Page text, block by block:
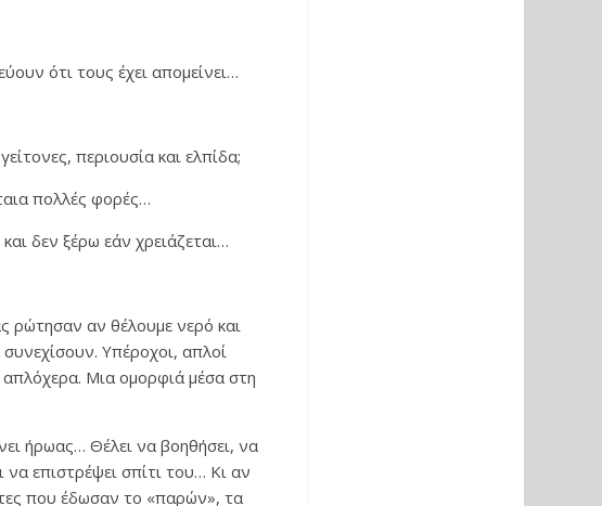
ότι τους έχει απομείνει…
περιουσία και ελπίδα;
πολλές φορές…
δεν ξέρω εάν χρειάζεται…
ρώτησαν αν θέλουμε νερό και
Υπέροχοι, απλοί
Μια ομορφιά μέσα στη
ήρωας… Θέλει να βοηθήσει, να
επιστρέψει σπίτι του… Κι αν
που έδωσαν το «παρών», τα